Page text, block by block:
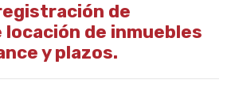
de
de inmuebles
y plazos.